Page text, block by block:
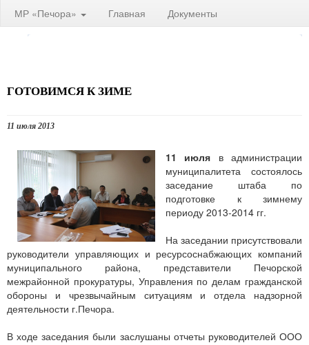
МР «Печора» Главная Документы
ГОТОВИМСЯ К ЗИМЕ
11 июля 2013
11 июля в администрации
муниципалитета состоялось
заседание штаба по
подготовке к зимнему
периоду 2013-2014 гг.
На заседании присутствовали
руководители управляющих и ресурсоснабжающих компаний
муниципального района, представители Печорской
межрайонной прокуратуры, Управления по делам гражданской
обороны и чрезвычайным ситуациям и отдела надзорной
деятельности г.Печора.
В ходе заседания были заслушаны отчеты руководителей ООО